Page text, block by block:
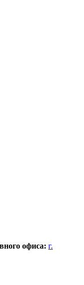
офиса: г.